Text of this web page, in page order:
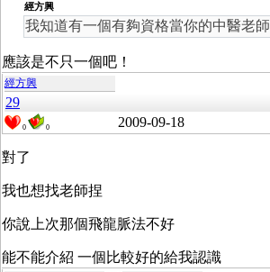
經方興
我知道有一個有夠資格當你的中醫老師
應該是不只一個吧！
經方興
29
0 0 2009-09-18
對了
我也想找老師捏
你說上次那個飛龍脈法不好
能不能介紹 一個比較好的給我認識